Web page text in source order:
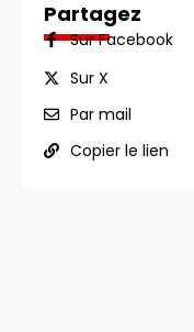
Partagez
Sur Facebook
Sur X
Par mail
Copier le lien